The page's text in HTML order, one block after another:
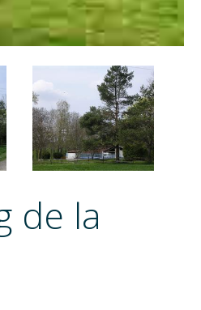
de la